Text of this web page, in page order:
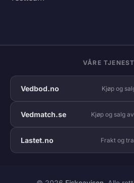
VÅRE
Vedbod.no Kjøp og
Vedmatch.se Kjøp og salg
Lastet.no Frakt og